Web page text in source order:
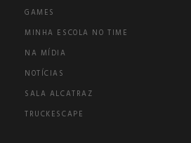
GAMES
MINHA ESCOLA NO TIME
NA MÍDIA
NOTÍCIAS
SALA ALCATRAZ
TRUCKESCAPE